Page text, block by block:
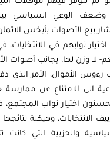
الوعي السياسي بين
بيع الأصوات بأبخس الاثمان
نوابهم في
لا وزن لها، بجانب أصوات
الأموال، الأمر الذي
الى الامتناع عن ممارسة
اختيار نواب
الانتخابات، وهيكلة
والحزبية التي كانت